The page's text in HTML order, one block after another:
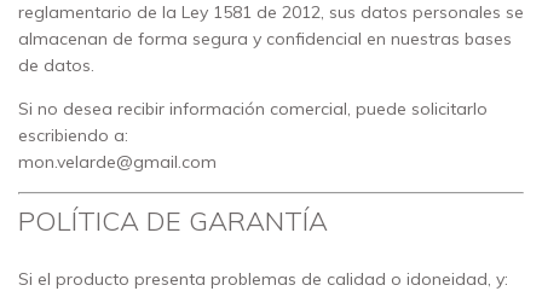
reglamentario de la Ley 1581 de 2012, sus datos personales se
almacenan de forma segura y confidencial en nuestras bases
de datos.
Si no desea recibir información comercial, puede solicitarlo
escribiendo a:
mon.velarde@gmail.com
POLÍTICA DE GARANTÍA
Si el producto presenta problemas de calidad o idoneidad, y: